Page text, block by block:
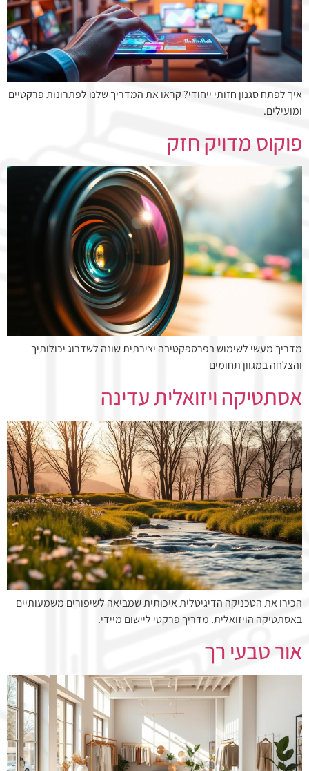
איך לפתח סגנון חזותי ייחודי? קראו את המדריך שלנו לפתרונות פרקטיים
ומועילים.
פוקוס מדויק חזק
מדריך מעשי לשימוש בפרספקטיבה יצירתית שונה לשדרוג יכולותיך
והצלחה במגוון תחומים
אסתטיקה ויזואלית עדינה
הכירו את הטכניקה הדיגיטלית איכותית שמביאה לשיפורים משמעותיים
באסתטיקה הויזואלית. מדריך פרקטי ליישום מיידי.
אור טבעי רך